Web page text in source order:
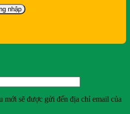
nhập
mới sẽ được gửi đến địa chỉ email của